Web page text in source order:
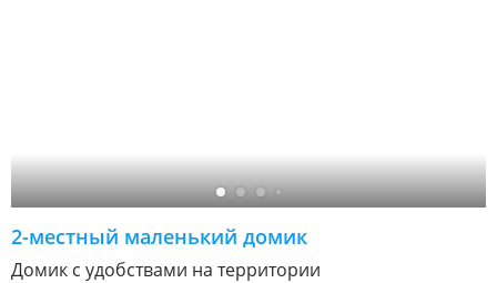
2-местный маленький домик
Домик с удобствами на территории